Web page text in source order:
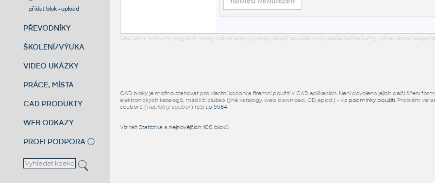
přidat blok - upload
PŘEVODNÍKY
ŠKOLENÍ/VÝUKA
VIDEO UKÁZKY
PRÁCE, MÍSTA
CAD PRODUKTY
WEB ODKAZY
PROFI PODPORA ⓘ
CAD bloky: knihovny dwg blok rodiny rodina family symboly detaily součásti prvky stafáž buňka buňky výkres téma
CAD bloky je možno stahovat pro vlastní osobní a firemní použití v CAD aplikacích. Není dovoleno jejich další šíření
elektronických katalogů, médií či služeb (jiné katalogy, web download, CD, apod.) - viz podmínky použití. Problém
souborů (neplatný soubor) řešítip 5584.
Viz též Statistika a nejnovějších 100 bloků.